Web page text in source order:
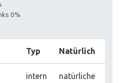
0%
Typ Natürlich
intern
natürliche